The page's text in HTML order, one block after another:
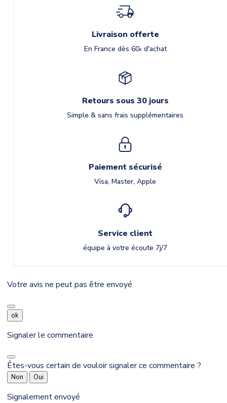
Livraison offerte
En France dès 60€d'achat
Retours sous 30 jours
Simple & sans frais supplémentaires
Paiement sécurisé
Visa, Master, Apple
Service client
équipe à votre écoute 7j/7
Votre avis ne peut pas être envoyé
ok
Signaler le commentaire
Êtes-vous certain de vouloir signaler ce commentaire ?
Non Oui
Signalement envoyé